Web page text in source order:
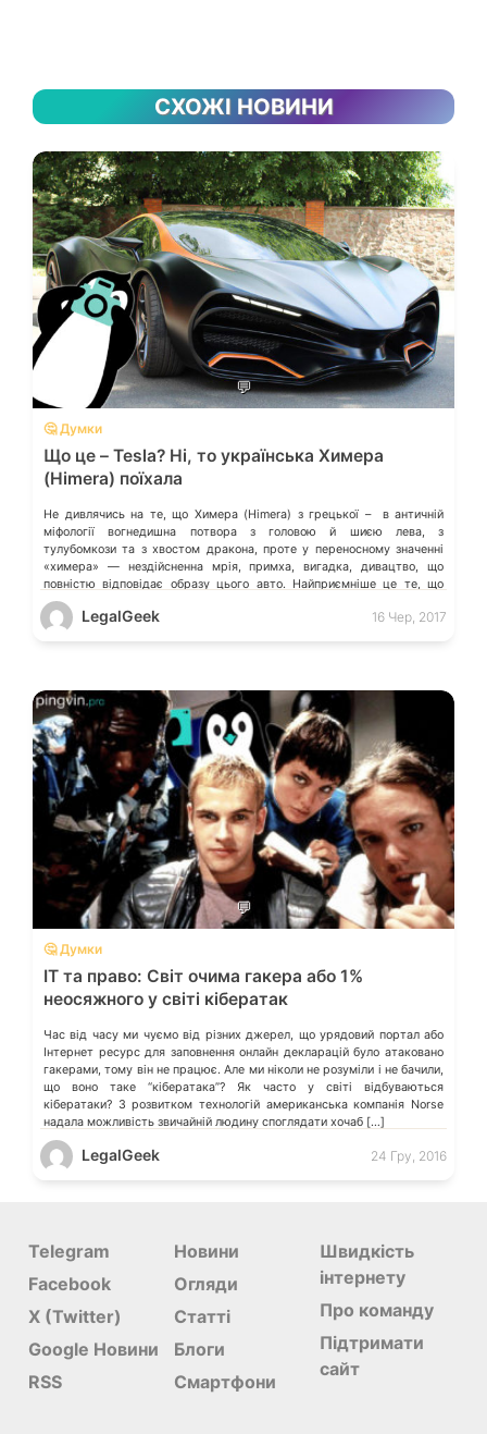
СХОЖІ НОВИНИ
💬
🤔 Думки
Що це – Tesla? Ні, то українська Химера
(Himera) поїхала
Не дивлячись на те, що Химера (Himera) з грецької – в античній
міфології вогнедишна потвора з головою й шиєю лева, з
тулубомкози та з хвостом дракона, проте у переносному значенні
«химера» — нездійсненна мрія, примха, вигадка, дивацтво, що
повністю відповідає образу цього авто. Найприємніше це те, що
Химера (Himera) – перший суперкар (електрокар) українського
походження (ідея створення проекту саме від українця), який,
LegalGeek 16 Чер, 2017
💬
🤔 Думки
IT та право: Світ очима гакера або 1%
неосяжного у світі кібератак
Час від часу ми чуємо від різних джерел, що урядовий портал або
Інтернет ресурс для заповнення онлайн декларацій було атаковано
гакерами, тому він не працює. Але ми ніколи не розуміли і не бачили,
що воно таке “кібератака”? Як часто у світі відбуваються
кібератаки? З розвитком технологій американська компанія Norse
надала можливість звичайній людину споглядати хочаб […]
LegalGeek 24 Гру, 2016
Telegram
Facebook
X (Twitter)
Google Новини
RSS
Новини
Огляди
Статті
Блоги
Смартфони
Швидкість
інтернету
Про команду
Підтримати
сайт